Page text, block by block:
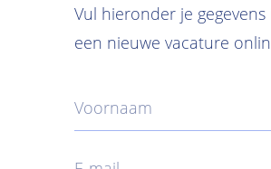
Vul hieronder je
een nieuwe vacature